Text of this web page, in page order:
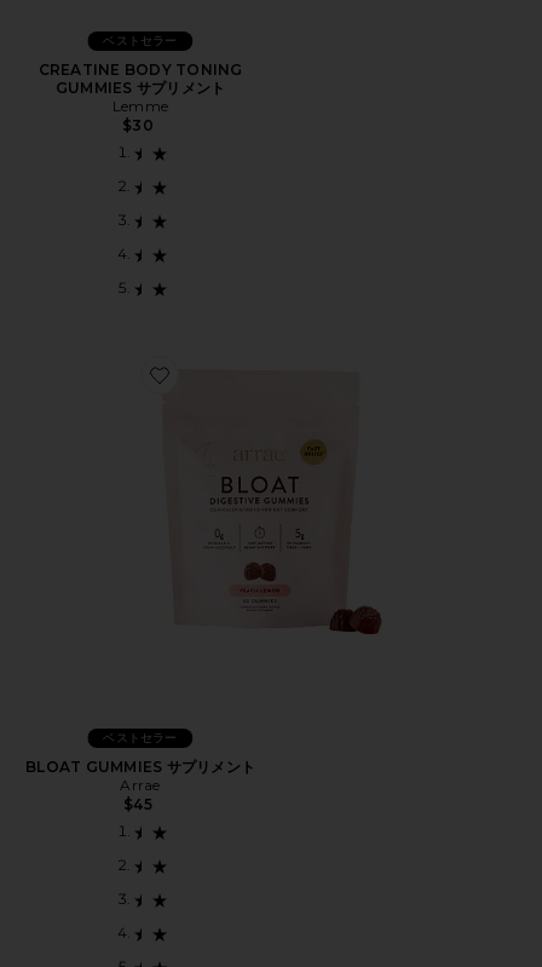
ベストセラー
CREATINE BODY TONING
GUMMIES サプリメント
Lemme
$30
Favorite BLOAT GUMMIES サプリメント
ベストセラー
BLOAT GUMMIES サプリメント
Arrae
$45